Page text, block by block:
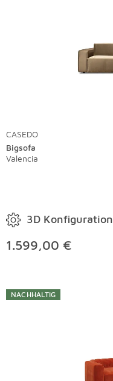
CASEDO
Bigsofa
Valencia
3D Konfiguration
1.599,00 €
NACHHALTIG